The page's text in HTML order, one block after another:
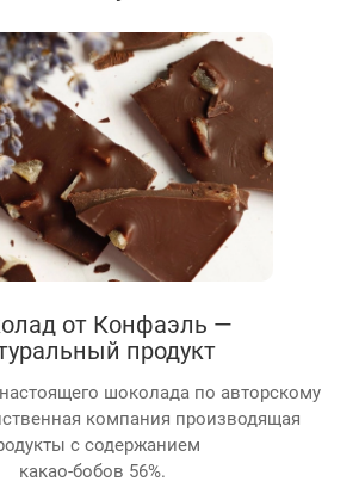
от Конфаэль —
продукт
шоколада по авторскому
компания производящая
с содержанием
какао-бобов 56%.